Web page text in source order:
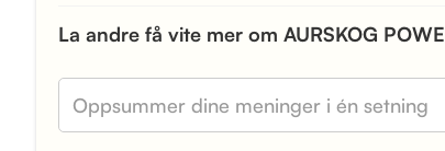
La andre få vite mer om AURSKOG